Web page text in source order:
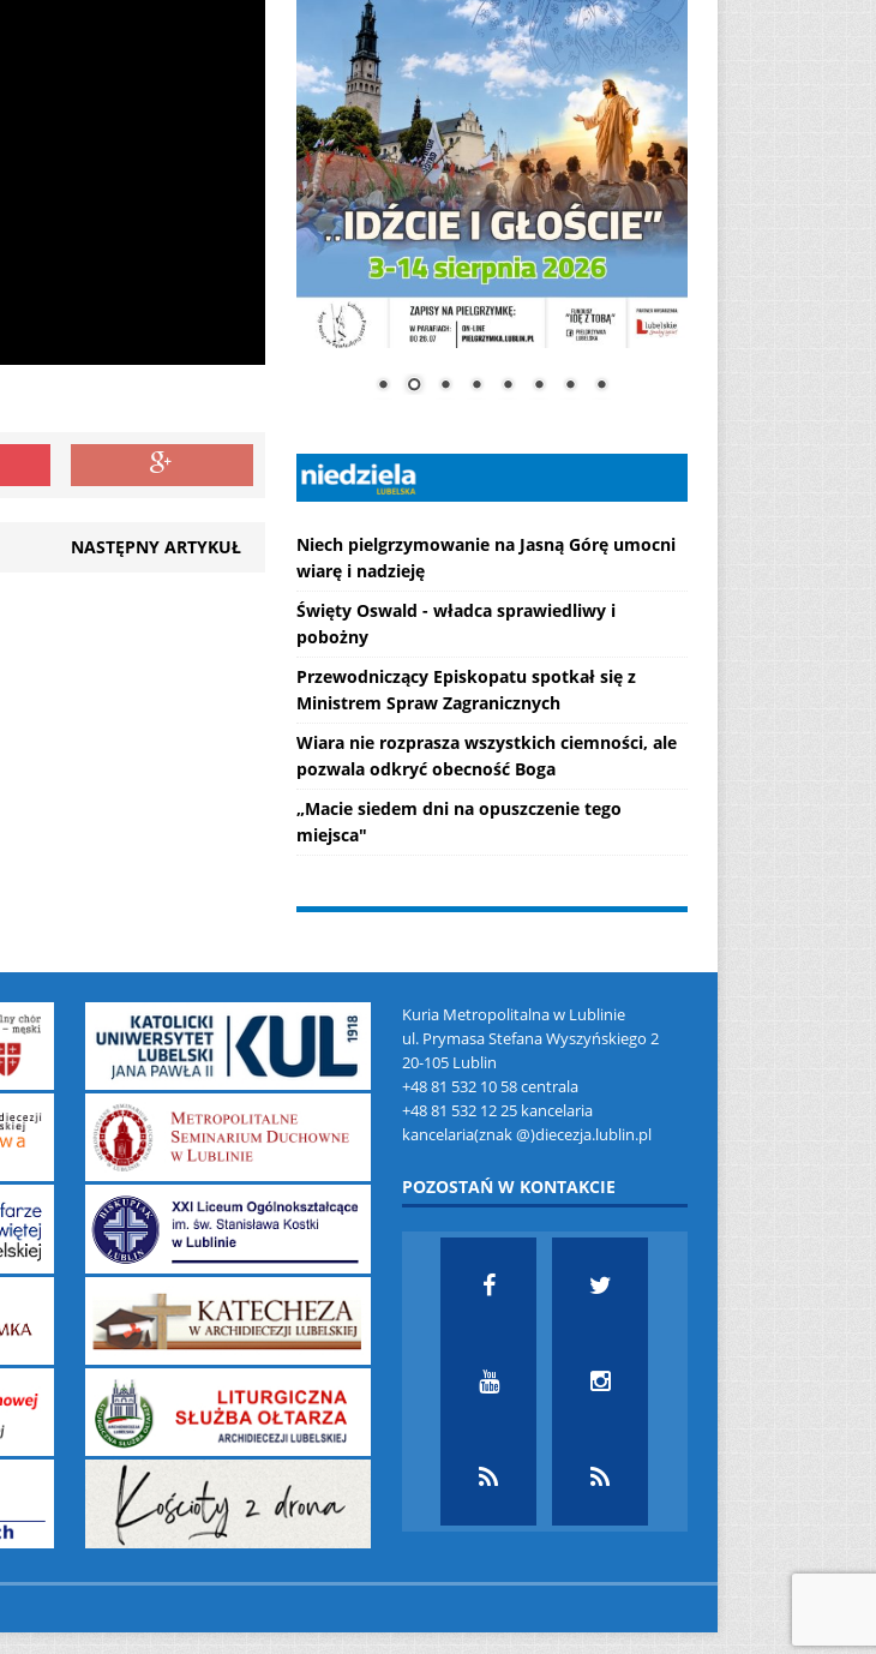
NASTĘPNY ARTYKUŁ
Niech pielgrzymowanie na Jasną Górę umocni
wiarę i nadzieję
Święty Oswald - władca sprawiedliwy i
pobożny
Przewodniczący Episkopatu spotkał się z
Ministrem Spraw Zagranicznych
Wiara nie rozprasza wszystkich ciemności, ale
pozwala odkryć obecność Boga
„Macie siedem dni na opuszczenie tego
miejsca"
Kuria Metropolitalna w Lublinie
ul. Prymasa Stefana Wyszyńskiego 2
20-105 Lublin
+48 81 532 10 58 centrala
+48 81 532 12 25 kancelaria
kancelaria(znak @)diecezja.lublin.pl
POZOSTAŃ W KONTAKCIE